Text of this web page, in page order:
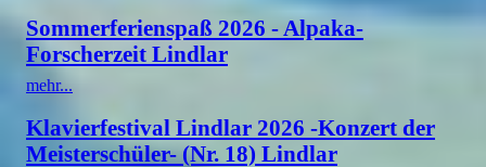
Sommerferienspaß 2026 - Alpaka-
Forscherzeit Lindlar
mehr...
Klavierfestival Lindlar 2026 -Konzert der
Meisterschüler- (Nr. 18) Lindlar